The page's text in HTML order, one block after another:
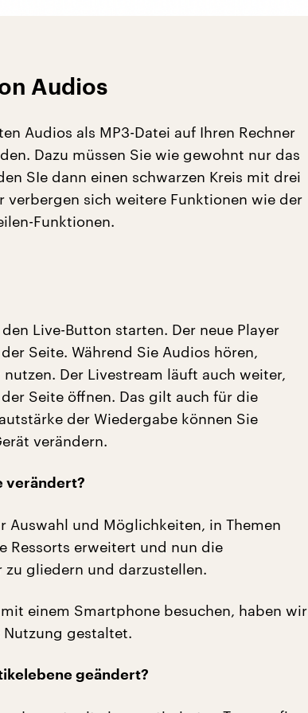
Audios
Audios als MP3-Datei auf Ihren Rechner
Dazu müssen Sie wie gewohnt nur das
SIe dann einen schwarzen Kreis mit drei
verbergen sich weitere Funktionen wie der
Funktionen.
Live-Button starten. Der neue Player
Seite. Während Sie Audios hören,
Der Livestream läuft auch weiter,
Seite öffnen. Das gilt auch für die
der Wiedergabe können Sie
verändern.
verändert?
Auswahl und Möglichkeiten, in Themen
Ressorts erweitert und nun die
gliedern und darzustellen.
einem Smartphone besuchen, haben wir
gestaltet.
geändert?